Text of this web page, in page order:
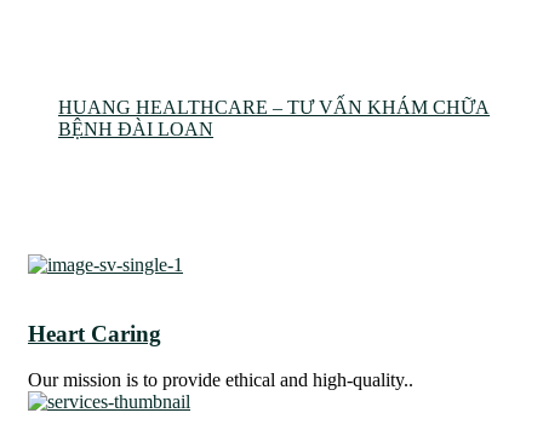
HUANG HEALTHCARE – TƯ VẤN KHÁM CHỮA
BỆNH ĐÀI LOAN
Heart Caring
Our mission is to provide ethical and high-quality..